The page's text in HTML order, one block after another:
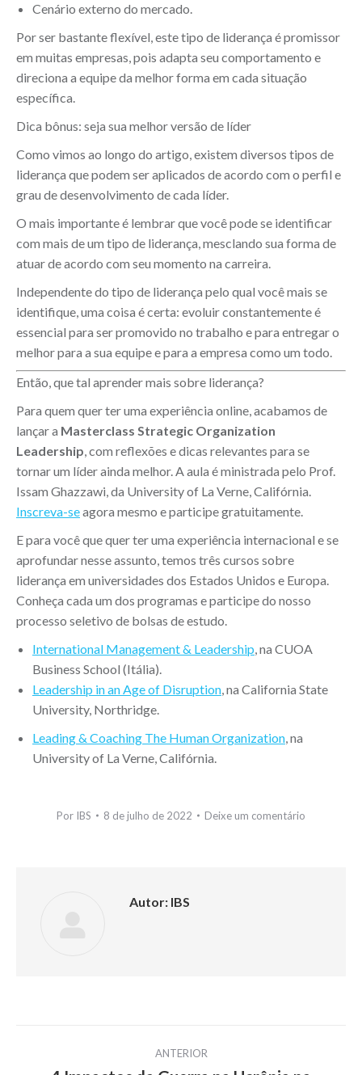
Cenário externo do mercado.
Por ser bastante flexível, este tipo de liderança é promissor
em muitas empresas, pois adapta seu comportamento e
direciona a equipe da melhor forma em cada situação
específica.
Dica bônus: seja sua melhor versão de líder
Como vimos ao longo do artigo, existem diversos tipos de
liderança que podem ser aplicados de acordo com o perfil e
grau de desenvolvimento de cada líder.
O mais importante é lembrar que você pode se identificar
com mais de um tipo de liderança, mesclando sua forma de
atuar de acordo com seu momento na carreira.
Independente do tipo de liderança pelo qual você mais se
identifique, uma coisa é certa: evoluir constantemente é
essencial para ser promovido no trabalho e para entregar o
melhor para a sua equipe e para a empresa como um todo.
Então, que tal aprender mais sobre liderança?
Para quem quer ter uma experiência online, acabamos de
lançar a Masterclass Strategic Organization
Leadership, com reflexões e dicas relevantes para se
tornar um líder ainda melhor. A aula é ministrada pelo Prof.
Issam Ghazzawi, da University of La Verne, Califórnia.
Inscreva-seagora mesmo e participe gratuitamente.
E para você que quer ter uma experiência internacional e se
aprofundar nesse assunto, temos três cursos sobre
liderança em universidades dos Estados Unidos e Europa.
Conheça cada um dos programas e participe do nosso
processo seletivo de bolsas de estudo.
International Management & Leadership, na CUOA
Business School (Itália).
Leadership in an Age of Disruption, na California State
University, Northridge.
Leading & Coaching The Human Organization, na
University of La Verne, Califórnia.
Por IBS 8 de julho de 2022 Deixe um comentário
Autor: IBS
ANTERIOR